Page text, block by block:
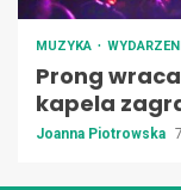
MUZYKA
Prong
kapela
Joanna Piotrowska